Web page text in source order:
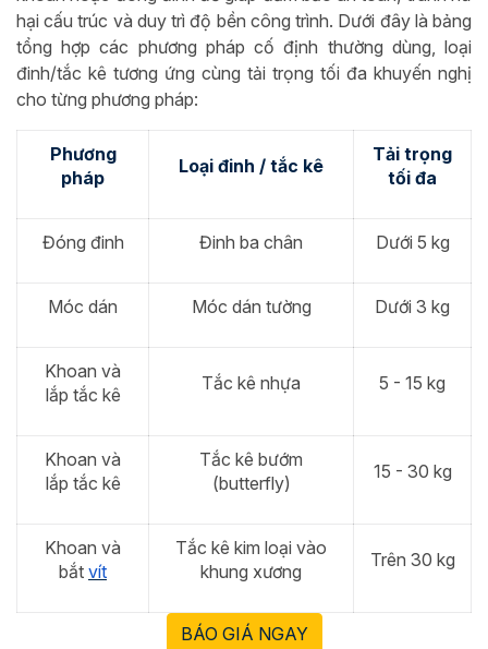
hại cấu trúc và duy trì độ bền công trình. Dưới đây là bảng
tổng hợp các phương pháp cố định thường dùng, loại
đinh/tắc kê tương ứng cùng tải trọng tối đa khuyến nghị
cho từng phương pháp:
Phương
pháp
Loại đinh / tắc kê
Tải trọng
tối đa
Đóng đinh Đinh ba chân Dưới 5 kg
Móc dán Móc dán tường Dưới 3 kg
Khoan và
lắp tắc kê
Tắc kê nhựa 5 - 15 kg
Khoan và
lắp tắc kê
Tắc kê bướm
(butterfly)
15 - 30 kg
Khoan và
bắt vít
Tắc kê kim loại vào
khung xương
Trên 30 kg
BÁO GIÁ NGAY